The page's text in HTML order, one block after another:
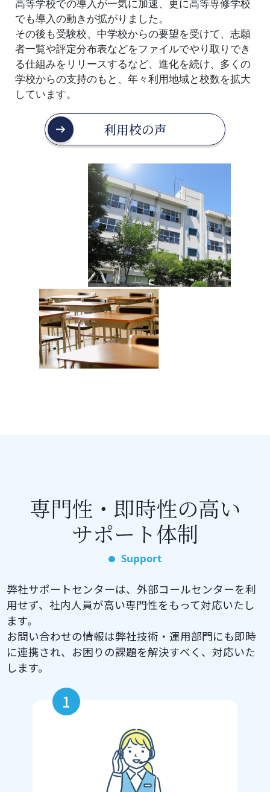
高等学校での導入が一気に加速、更に高等専修学校
でも導入の動きが拡がりました。
その後も受験校、中学校からの要望を受けて、志願
者一覧や評定分布表などをファイルでやり取りでき
る仕組みをリリースするなど、進化を続け、多くの
学校からの支持のもと、年々利用地域と校数を拡大
しています。
利用校の声
専門性・即時性の高い
サポート体制
Support
弊社サポートセンターは、外部コールセンターを利
用せず、社内人員が高い専門性をもって対応いたし
ます。
お問い合わせの情報は弊社技術・運用部門にも即時
に連携され、お困りの課題を解決すべく、対応いた
します。
1